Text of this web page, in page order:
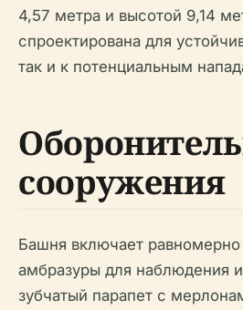
4,57 метра и высотой 9,14
спроектирована для
так и к потенциальным
сооружения
Башня включает
амбразуры для наблюдения
зубчатый парапет с